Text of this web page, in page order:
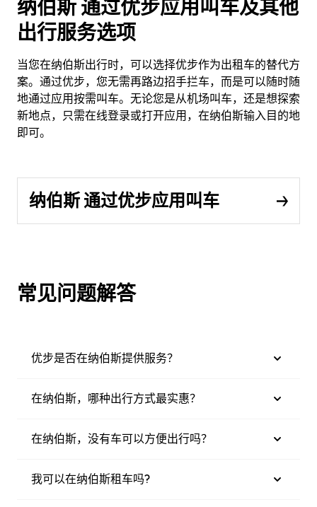
纳伯斯 通过优步应用叫车及其他
出行服务选项
当您在纳伯斯出行时，可以选择优步作为出租车的替代方
案。通过优步，您无需再路边招手拦车，而是可以随时随
地通过应用按需叫车。无论您是从机场叫车，还是想探索
新地点，只需在线登录或打开应用，在纳伯斯输入目的地
即可。
纳伯斯 通过优步应用叫车
常见问题解答
优步是否在纳伯斯提供服务？
在纳伯斯，哪种出行方式最实惠？
在纳伯斯，没有车可以方便出行吗？
我可以在纳伯斯租车吗?